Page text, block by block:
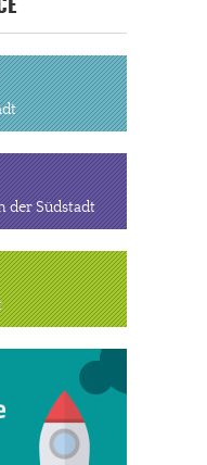
der Südstadt